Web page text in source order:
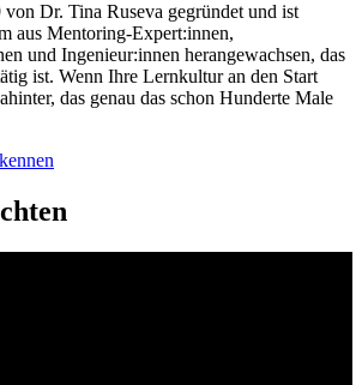
Dr. Tina Ruseva gegründet und ist
aus Mentoring-Expert:innen,
und Ingenieur:innen herangewachsen, das
ist. Wenn Ihre Lernkultur an den Start
das genau das schon Hunderte Male